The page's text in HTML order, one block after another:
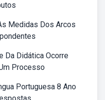
Medidas Dos Arcos
Da Didática Ocorre
Processo
Portuguesa 8 Ano